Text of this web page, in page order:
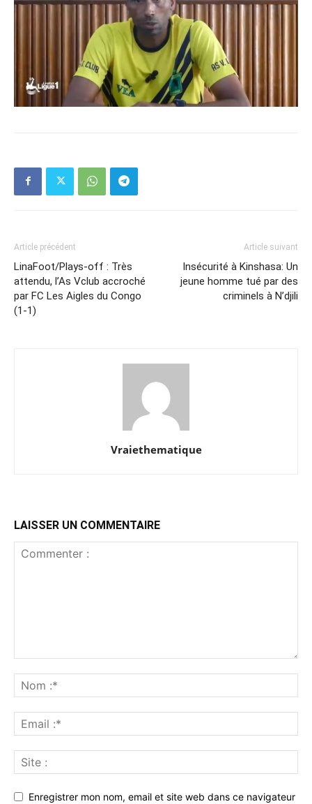
Article précédent
LinaFoot/Plays-off : Très
attendu, l’As Vclub accroché
par FC Les Aigles du Congo
(1-1)
Article suivant
Insécurité à Kinshasa: Un
jeune homme tué par des
criminels à N’djili
Vraiethematique
LAISSER UN COMMENTAIRE
Enregistrer mon nom, email et site web dans ce navigateur